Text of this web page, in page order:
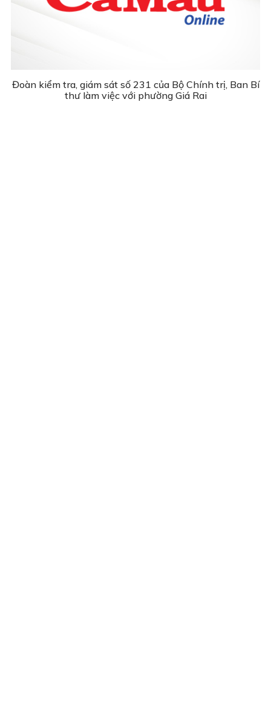
Đoàn kiểm tra, giám sát số 231 của Bộ Chính trị, Ban Bí
thư làm việc với phường Giá Rai